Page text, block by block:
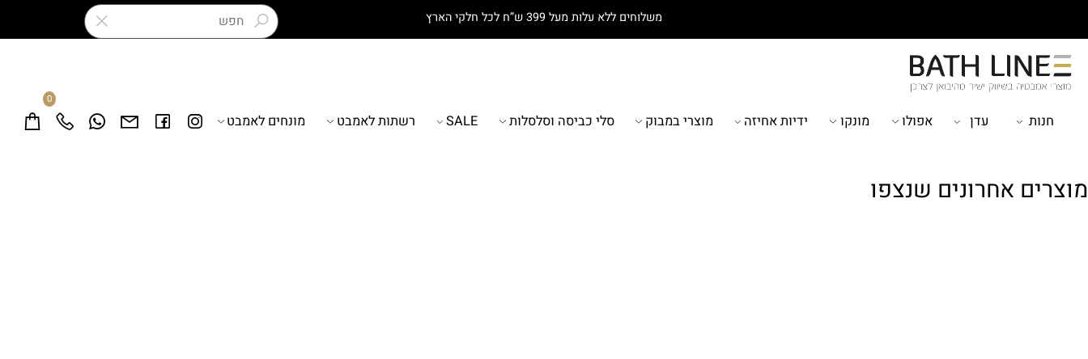
משלוחים ללא עלות מעל 399 ש”ח לכל חלקי הארץ
0
עדן אפולו מונקו ידיות אחיזה מוצרי במבוק סלי כביסה וסלסלות SALE רשתות לאמבט מונחים לאמבט
אחרונים שנצפו